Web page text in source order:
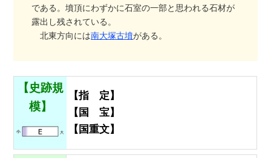
である。墳頂にわずかに石室の一部と思われる石材が
露出し残されている。
北東方向には南大塚古墳がある。
【史跡規
模】
【指 定】
【国 宝】
【国重文】